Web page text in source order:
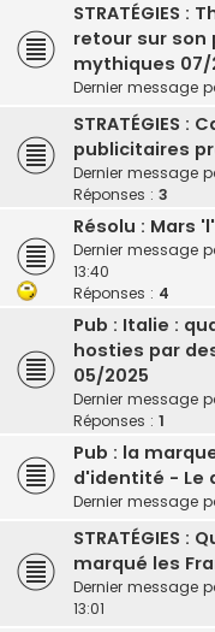
STRATÉGIES
retour sur son
mythiques 07/
Dernier message
STRATÉGIES :
publicitaires
Dernier message
Réponses : 3
Résolu : Mars
Dernier message
13:40
Réponses : 4
Pub : Italie :
hosties par
05/2025
Dernier message
Réponses : 1
Pub : la
d'identité - Le
Dernier message
STRATÉGIES
marqué les
Dernier message
13:01